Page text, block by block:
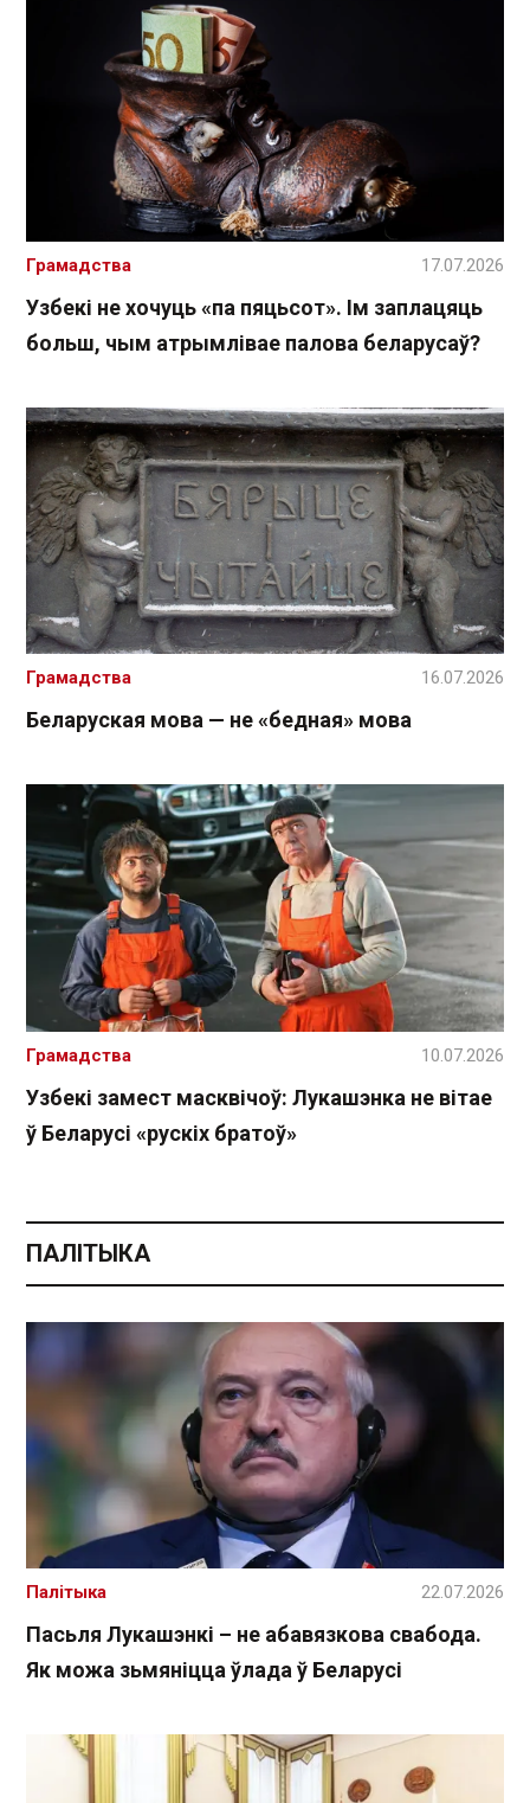
Узбекі не хочуць «па пяцьсот». Ім заплацяць
больш, чым атрымлівае палова беларусаў?
Грамадства 17.07.2026
Беларуская мова — не «бедная» мова
Грамадства 16.07.2026
Узбекі замест масквічоў: Лукашэнка не вітае
ў Беларусі «рускіх братоў»
Грамадства 10.07.2026
ПАЛІТЫКА
Пасьля Лукашэнкі – не абавязкова свабода.
Як можа зьмяніцца ўлада ў Беларусі
Палітыка 22.07.2026